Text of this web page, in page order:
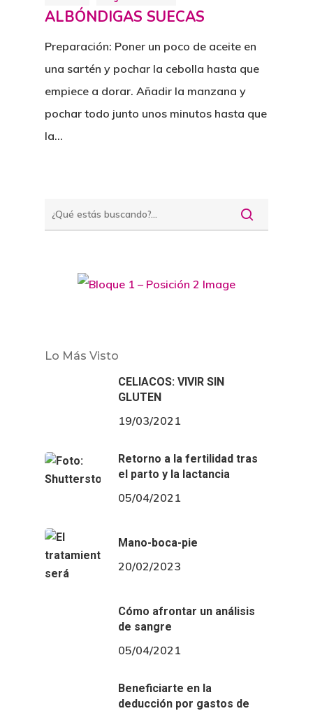
ALBÓNDIGAS SUECAS
Preparación: Poner un poco de aceite en
una sartén y pochar la cebolla hasta que
empiece a dorar. Añadir la manzana y
pochar todo junto unos minutos hasta que
la…
Lo Más Visto
CELIACOS: VIVIR SIN
GLUTEN
19/03/2021
Retorno a la fertilidad tras
el parto y la lactancia
05/04/2021
Mano-boca-pie
20/02/2023
Cómo afrontar un análisis
de sangre
05/04/2021
Beneficiarte en la
deducción por gastos de